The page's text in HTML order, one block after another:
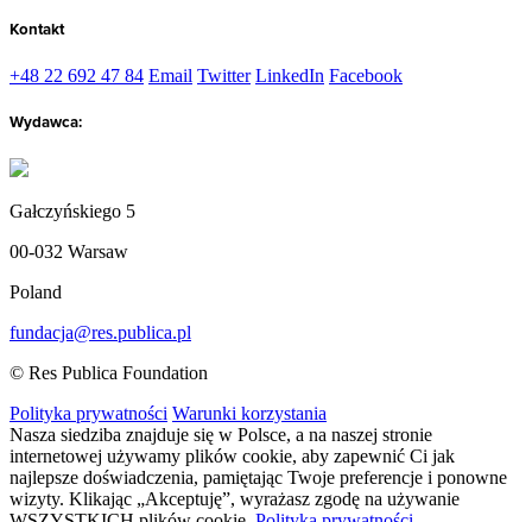
Kontakt
+48 22 692 47 84 Email Twitter LinkedIn Facebook
Wydawca:
Gałczyńskiego 5
00-032 Warsaw
Poland
fundacja@res.publica.pl
© Res Publica Foundation
Polityka prywatności Warunki korzystania
Nasza siedziba znajduje się w Polsce, a na naszej stronie
internetowej używamy plików cookie, aby zapewnić Ci jak
najlepsze doświadczenia, pamiętając Twoje preferencje i ponowne
wizyty. Klikając „Akceptuję”, wyrażasz zgodę na używanie